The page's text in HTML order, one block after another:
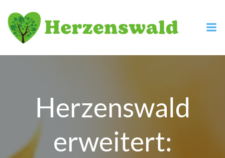
springen
Herzenswald
erweitert: